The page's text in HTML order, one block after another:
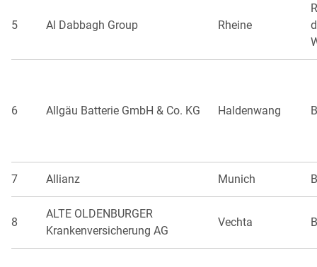
5 Al Dabbagh Group Rheine
6 Allgäu Batterie GmbH & Co. KG Haldenwang
7 Allianz Munich
8
ALTE OLDENBURGER
Krankenversicherung AG
Vechta